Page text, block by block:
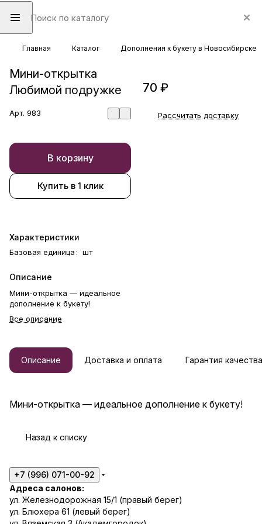
Главная Каталог Дополнения к букету в Новосибирске
Мини-открытка
Любимой подружке
Арт. 983
В корзину
Купить в 1 клик
Характеристики
Базовая единица : шт
Описание
Мини-открытка — идеальное
дополнение к букету!
Все описание
70 ₽
Рассчитать доставку
Описание Доставка и оплата Гарантия качества
Мини-открытка — идеальное дополнение к букету!
Назад к списку
+7 (996) 071-00-92
Адреса салонов:
ул. Железнодорожная 15/1 (правый берег)
ул. Блюхера 61 (левый берег)